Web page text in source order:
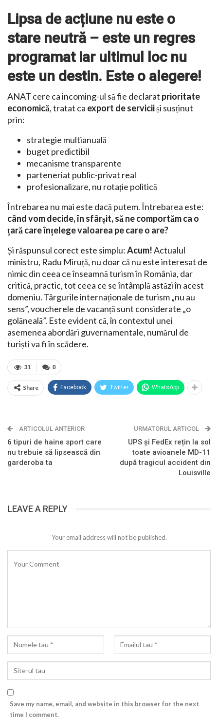
Lipsa de acțiune nu este o
stare neutră – este un regres
programat iar ultimul loc nu
este un destin. Este o alegere!
ANAT cere ca incoming-ul să fie declarat prioritate
economică, tratat ca export de serviciiși susținut
prin:
strategie multianuală
buget predictibil
mecanisme transparente
parteneriat public-privat real
profesionalizare, nu rotație politică
Întrebarea nu mai este dacă putem. Întrebarea este:
când vom decide, în sfârșit, să ne comportăm ca o
țară care înțelege valoarea pe care o are?
Și răspunsul corect este simplu:Acum!Actualul
ministru, Radu Miruță, nu doar că nu este interesat de
nimic din ceea ce înseamnă turism în România, dar
critică, practic, tot ceea ce se întâmplă astăzi în acest
domeniu. Târgurile internaționale de turism „nu au
sens”, voucherele de vacanță sunt considerate „o
golăneală”. Este evident că, în contextul unei
asemenea abordări guvernamentale, numărul de
turiști va fi în scădere.
0
31
Share Facebook Twitter WhatsApp
ARTICOLUL ANTERIOR
6 tipuri de haine sport care
nu trebuie să lipsească din
garderoba ta
URMATORUL ARTICOL
UPS și FedEx rețin la sol
toate avioanele MD-11
după tragicul accident din
Louisville
LEAVE A REPLY
Your email address will not be published.
Save my name, email, and website in this browser for the next
time I comment.